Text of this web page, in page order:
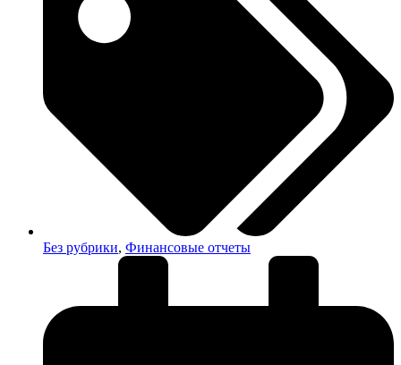
Без рубрики, Финансовые отчеты